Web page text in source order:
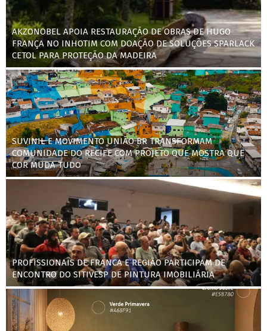
AKZONOBEL APOIA RESTAURAÇÃO DE OBRAS DE HUGO
FRANÇA NO INHOTIM COM DOAÇÃO DE SOLUÇÕES SPARLACK
CETOL PARA PROTEÇÃO DA MADEIRA
SUVINIL E MOVIMENTO UNIÃO BR TRANSFORMAM
COMUNIDADE DO RECIFE COM PROJETO QUE MOSTRA QUE
COR MUDA TUDO
PROFISSIONAIS DE FRANCA E REGIÃO PARTICIPAM DE
ENCONTRO DO SITIVESP DE PINTURA IMOBILIÁRIA